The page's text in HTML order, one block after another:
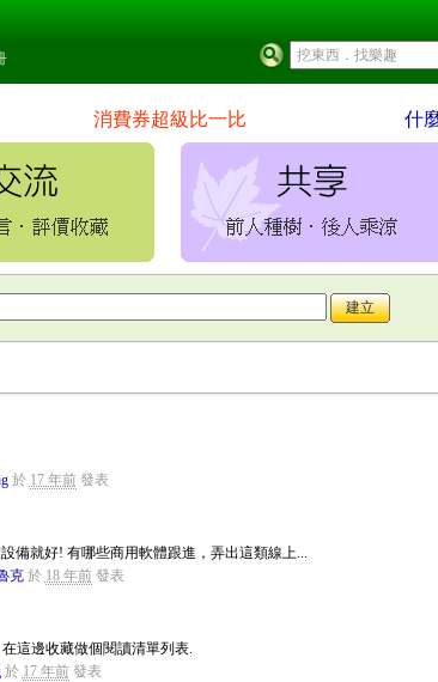
消費券超級比一比 什
於 17 年前發表
備就好! 有哪些商用軟體跟進，弄出這類線上...
克於 18 年前發表
這邊收藏做個閱讀清單列表.
於 17 年前發表